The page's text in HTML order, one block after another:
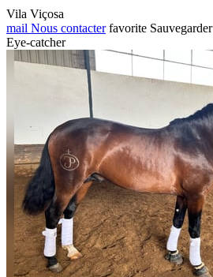
Vila Viçosa
mail Nous contacter favorite Sauvegarder
Eye-catcher